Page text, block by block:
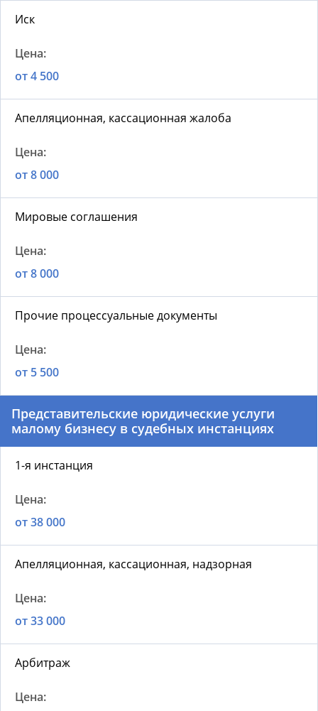
Иск
от 4 500
Апелляционная, кассационная жалоба
от 8 000
Мировые соглашения
от 8 000
Прочие процессуальные документы
от 5 500
Представительские юридические услуги
малому бизнесу в судебных инстанциях
1-я инстанция
от 38 000
Апелляционная, кассационная, надзорная
от 33 000
Арбитраж